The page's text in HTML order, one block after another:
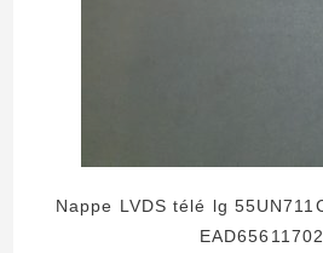
Nappe LVDS télé lg
EAD65611702